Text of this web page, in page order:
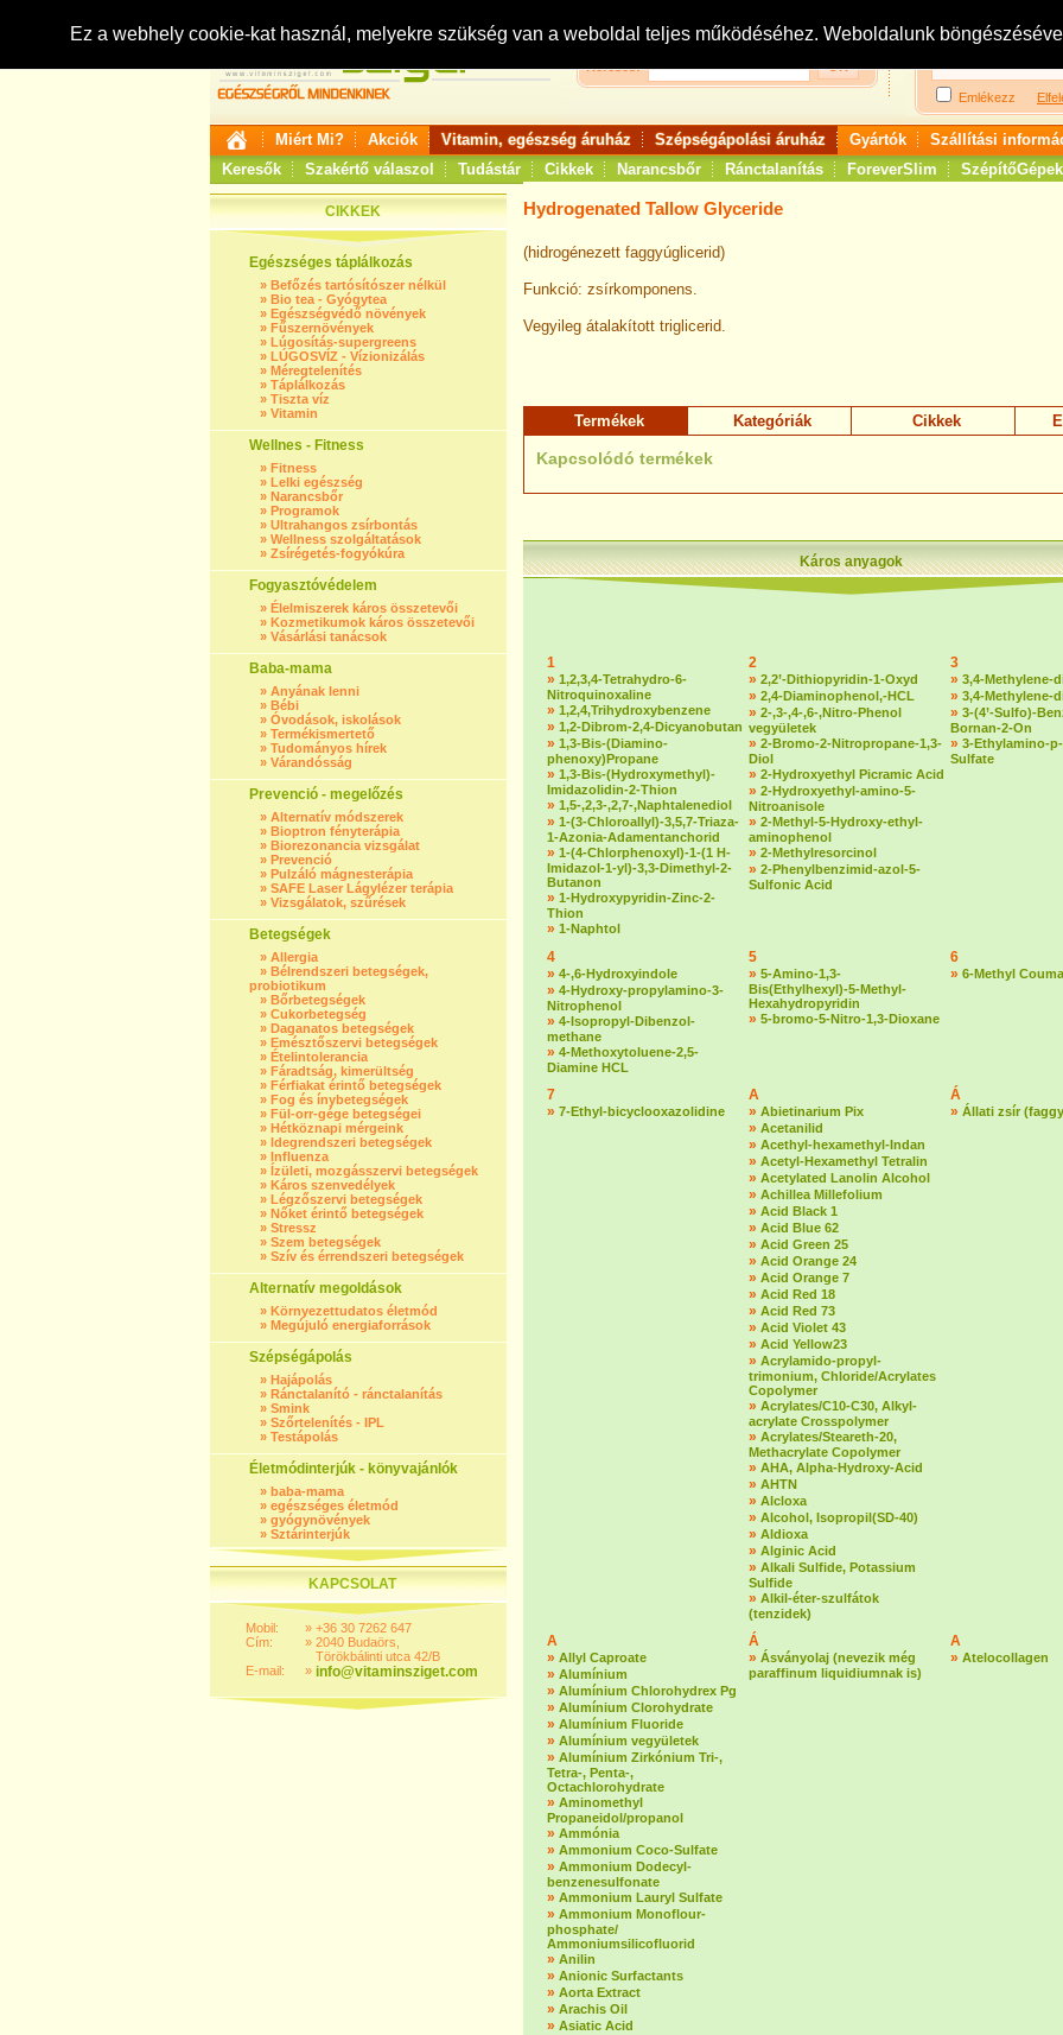
Ez a webhely cookie-kat használ, melyekre szükség van a weboldal teljes működéséhez. Weboldalunk
Keresés:
Bejelentkezés:
Emlékezz
Miért Mi? Akciók Vitamin, egészség áruház Szépségápolási áruház Gyártók
Szállítási
Keresők
Szakértő válaszol Tudástár Cikkek Narancsbőr Ránctalanítás ForeverSlim SzépítőGépek
CIKKEK
Egészséges táplálkozás
» Befőzés tartósítószer nélkül
» Bio tea - Gyógytea
» Egészségvédő növények
» Fűszernövények
» Lúgosítás-supergreens
» LÚGOSVÍZ - Vízionizálás
» Méregtelenítés
» Táplálkozás
» Tiszta víz
» Vitamin
Wellnes - Fitness
» Fitness
» Lelki egészség
» Narancsbőr
» Programok
» Ultrahangos zsírbontás
» Wellness szolgáltatások
» Zsírégetés-fogyókúra
Fogyasztóvédelem
» Élelmiszerek káros összetevői
» Kozmetikumok káros összetevői
» Vásárlási tanácsok
Baba-mama
» Anyának lenni
» Bébi
» Óvodások, iskolások
» Termékismertető
» Tudományos hírek
» Várandósság
Prevenció - megelőzés
» Alternatív módszerek
» Bioptron fényterápia
» Biorezonancia vizsgálat
» Prevenció
» Pulzáló mágnesterápia
» SAFE Laser Lágylézer terápia
» Vizsgálatok, szűrések
Betegségek
» Allergia
» Bélrendszeri betegségek,
probiotikum
» Bőrbetegségek
» Cukorbetegség
» Daganatos betegségek
» Emésztőszervi betegségek
» Ételintolerancia
» Fáradtság, kimerültség
» Férfiakat érintő betegségek
» Fog és ínybetegségek
» Fül-orr-gége betegségei
» Hétköznapi mérgeink
» Idegrendszeri betegségek
» Influenza
» Ízületi, mozgásszervi betegségek
» Káros szenvedélyek
» Légzőszervi betegségek
» Nőket érintő betegségek
» Stressz
» Szem betegségek
» Szív és érrendszeri betegségek
Alternatív megoldások
» Környezettudatos életmód
» Megújuló energiaforrások
Szépségápolás
» Hajápolás
» Ránctalanító - ránctalanítás
» Smink
» Szőrtelenítés - IPL
» Testápolás
Életmódinterjúk - könyvajánlók
» baba-mama
» egészséges életmód
» gyógynövények
» Sztárinterjúk
KAPCSOLAT
Mobil:
Cím:
E-mail:
»
»
»
+36 30 7262 647
2040 Budaörs,
Törökbálinti utca 42/B
info@vitaminsziget.com
Hydrogenated Tallow Glyceride
(hidrogénezett faggyúglicerid)
Funkció: zsírkomponens.
Vegyileg átalakított triglicerid.
Termékek Kategóriák Cikkek
Kapcsolódó termékek
Káros anyagok
1
» 1,2,3,4-Tetrahydro-6-
Nitroquinoxaline
» 1,2,4,Trihydroxybenzene
» 1,2-Dibrom-2,4-Dicyanobutan
» 1,3-Bis-(Diamino-
phenoxy)Propane
» 1,3-Bis-(Hydroxymethyl)-
Imidazolidin-2-Thion
» 1,5-,2,3-,2,7-,Naphtalenediol
» 1-(3-Chloroallyl)-3,5,7-Triaza-
1-Azonia-Adamentanchorid
» 1-(4-Chlorphenoxyl)-1-(1 H-
Imidazol-1-yl)-3,3-Dimethyl-2-
Butanon
» 1-Hydroxypyridin-Zinc-2-
Thion
» 1-Naphtol
2
» 2,2’-Dithiopyridin-1-Oxyd
» 2,4-Diaminophenol,-HCL
» 2-,3-,4-,6-,Nitro-Phenol
vegyületek
» 2-Bromo-2-Nitropropane-1,3-
Diol
» 2-Hydroxyethyl Picramic Acid
» 2-Hydroxyethyl-amino-5-
Nitroanisole
» 2-Methyl-5-Hydroxy-ethyl-
aminophenol
» 2-Methylresorcinol
» 2-Phenylbenzimid-azol-5-
Sulfonic Acid
3
» 3,4-Methylene-
» 3,4-Methylene-
» 3-(4’-Sulfo)-
Bornan-2-On
» 3-Ethylamino-
Sulfate
4
» 4-,6-Hydroxyindole
» 4-Hydroxy-propylamino-3-
Nitrophenol
» 4-Isopropyl-Dibenzol-
methane
» 4-Methoxytoluene-2,5-
Diamine HCL
5
» 5-Amino-1,3-
Bis(Ethylhexyl)-5-Methyl-
Hexahydropyridin
» 5-bromo-5-Nitro-1,3-Dioxane
6
» 6-Methyl
7
» 7-Ethyl-bicyclooxazolidine
A
» Abietinarium Pix
» Acetanilid
» Acethyl-hexamethyl-Indan
» Acetyl-Hexamethyl Tetralin
» Acetylated Lanolin Alcohol
» Achillea Millefolium
» Acid Black 1
» Acid Blue 62
» Acid Green 25
» Acid Orange 24
» Acid Orange 7
» Acid Red 18
» Acid Red 73
» Acid Violet 43
» Acid Yellow23
» Acrylamido-propyl-
trimonium, Chloride/Acrylates
Copolymer
» Acrylates/C10-C30, Alkyl-
acrylate Crosspolymer
» Acrylates/Steareth-20,
Methacrylate Copolymer
» AHA, Alpha-Hydroxy-Acid
» AHTN
» Alcloxa
» Alcohol, Isopropil(SD-40)
» Aldioxa
» Alginic Acid
» Alkali Sulfide, Potassium
Sulfide
» Alkil-éter-szulfátok
(tenzidek)
Á
» Állati zsír
A
» Allyl Caproate
» Alumínium
» Alumínium Chlorohydrex Pg
» Alumínium Clorohydrate
» Alumínium Fluoride
» Alumínium vegyületek
» Alumínium Zirkónium Tri-,
Tetra-, Penta-,
Octachlorohydrate
» Aminomethyl
Propaneidol/propanol
» Ammónia
» Ammonium Coco-Sulfate
» Ammonium Dodecyl-
benzenesulfonate
» Ammonium Lauryl Sulfate
» Ammonium Monoflour-
phosphate/
Ammoniumsilicofluorid
» Anilin
» Anionic Surfactants
» Aorta Extract
» Arachis Oil
» Asiatic Acid
Á
» Ásványolaj (nevezik még
paraffinum liquidiumnak is)
A
» Atelocollagen